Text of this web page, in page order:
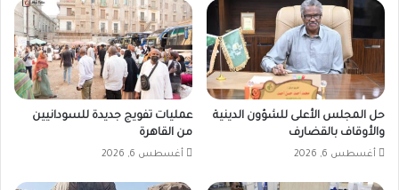
حل المجلس الأعلى للشؤون الدينية
والأوقاف بالقضارف
أغسطس 6, 2026
عمليات تفويج جديدة للسودانيين
من القاهرة
أغسطس 6, 2026